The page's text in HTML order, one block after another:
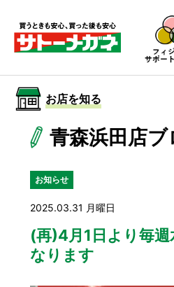
サトーメガネを知る
サトーメガネについて
お店を知る
サービスを知る
お店を知る
青森浜田店ブ
お知らせ
2025.03.31 月曜日
(再)4月1日より毎週
なります